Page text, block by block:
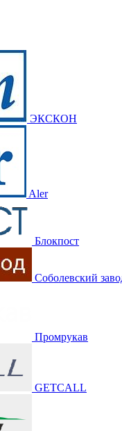
ЭКСКОН
Aler
Блокпост
Соболевский
Промрукав
GETCALL